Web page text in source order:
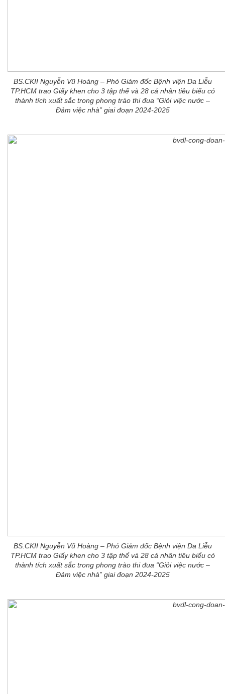
BS.CKII Nguyễn Vũ Hoàng – Phó Giám đốc Bệnh viện Da Liễu
TP.HCM trao Giấy khen cho 3 tập thể và 28 cá nhân tiêu biểu có
thành tích xuất sắc trong phong trào thi đua “Giỏi việc nước –
Đảm việc nhà” giai đoạn 2024-2025
BS.CKII Nguyễn Vũ Hoàng – Phó Giám đốc Bệnh viện Da Liễu
TP.HCM trao Giấy khen cho 3 tập thể và 28 cá nhân tiêu biểu có
thành tích xuất sắc trong phong trào thi đua “Giỏi việc nước –
Đảm việc nhà” giai đoạn 2024-2025